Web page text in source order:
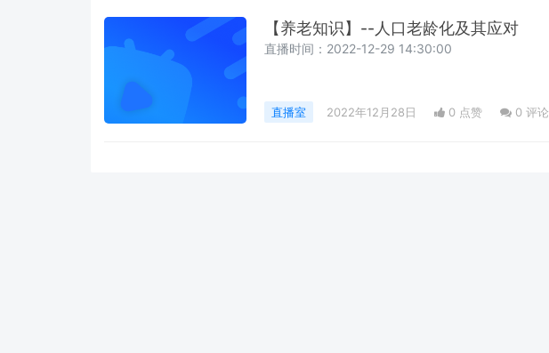
【养老知识】--人口老龄化及其应对
直播时间：2022-12-29 14:30:00
直播室 2022年12月28日 0 点赞 0 评论